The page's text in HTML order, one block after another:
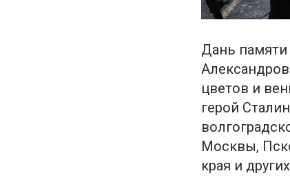
Дань памяти
цветов и
герой
Москвы,
края и